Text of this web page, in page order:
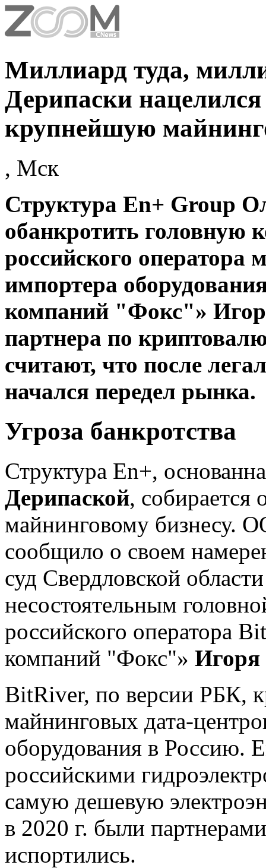
Миллиард туда,
Дерипаски
крупнейшую
, Мск
Структура En+ Group
обанкротить головную
российского оператора
импортера
компаний "Фокс"»
партнера по
считают, что после
начался передел рынка.
Угроза банкротства
Структура En+,
Дерипаской, собирается
майнинговому бизнесу.
сообщило о своем
суд Свердловской
несостоятельным
российского оператора
компаний "Фокс"» Игоря
BitRiver, по версии РБК,
майнинговых дата-
оборудования в Россию.
российскими
самую дешевую
в 2020 г. были
испортились.